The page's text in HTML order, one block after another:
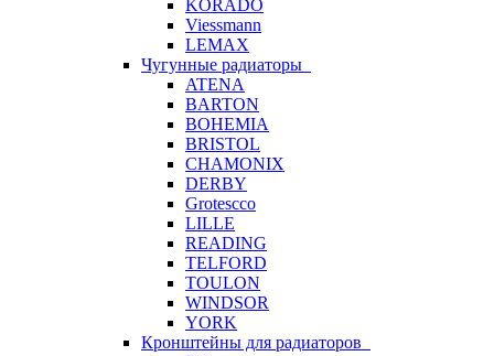
KORADO
Viessmann
LEMAX
Чугунные радиаторы
ATENA
BARTON
BOHEMIA
BRISTOL
CHAMONIX
DERBY
Grotescco
LILLE
READING
TELFORD
TOULON
WINDSOR
YORK
Кронштейны для радиаторов